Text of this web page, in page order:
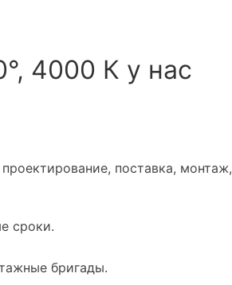
4000 К у нас
поставка, монтаж,
сроки.
бригады.